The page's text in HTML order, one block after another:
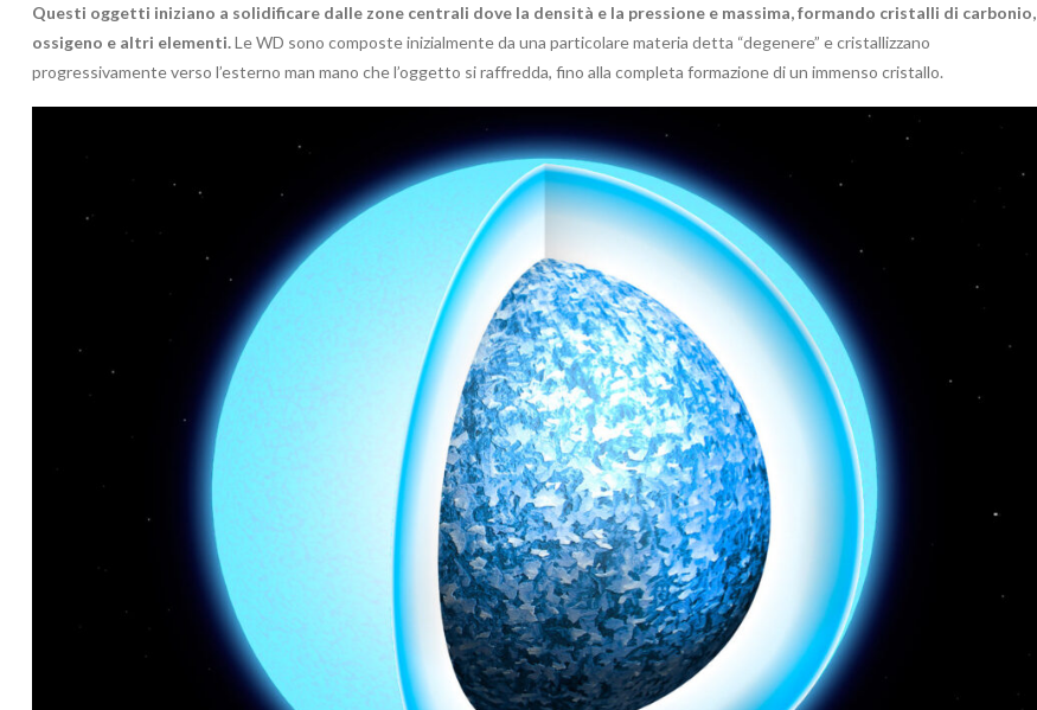
Questi oggetti iniziano a solidificare dalle zone centrali dove la densità e la pressione e massima, formando cristalli di carbonio,
ossigeno e altri elementi.Le WD sono composte inizialmente da una particolare materia detta “degenere” e cristallizzano
progressivamente verso l’esterno man mano che l’oggetto si raffredda, fino alla completa formazione di un immenso cristallo.